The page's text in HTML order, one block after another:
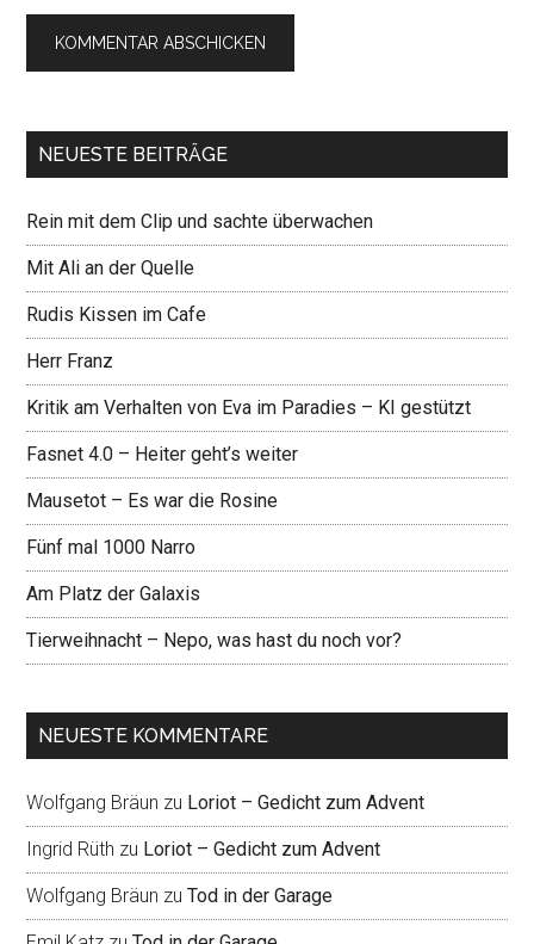
NEUESTE BEITRÄGE
Rein mit dem Clip und sachte überwachen
Mit Ali an der Quelle
Rudis Kissen im Cafe
Herr Franz
Kritik am Verhalten von Eva im Paradies – KI gestützt
Fasnet 4.0 – Heiter geht’s weiter
Mausetot – Es war die Rosine
Fünf mal 1000 Narro
Am Platz der Galaxis
Tierweihnacht – Nepo, was hast du noch vor?
NEUESTE KOMMENTARE
Wolfgang Bräun zu Loriot – Gedicht zum Advent
Ingrid Rüth zu Loriot – Gedicht zum Advent
Wolfgang Bräun zuTod in der Garage